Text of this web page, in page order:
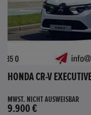
MWST. NICHT AUSWEISBAR
9.900 €